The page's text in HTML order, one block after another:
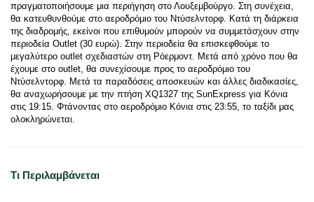
πραγματοποιήσουμε μια περιήγηση στο Λουξεμβούργο. Στη συνέχεια,
θα κατευθυνθούμε στο αεροδρόμιο του Ντύσελντορφ. Κατά τη διάρκεια
της διαδρομής, εκείνοι που επιθυμούν μπορούν να συμμετάσχουν στην
περιοδεία Outlet (30 ευρώ). Στην περιοδεία θα επισκεφθούμε το
μεγαλύτερο outlet σχεδιαστών στη Ρόερμοντ. Μετά από χρόνο που θα
έχουμε στο outlet, θα συνεχίσουμε προς το αεροδρόμιο του
Ντύσελντορφ. Μετά τα παραδόσεις αποσκευών και άλλες διαδικασίες,
θα αναχωρήσουμε με την πτήση XQ1327 της SunExpress για Κόνια
στις 19:15. Φτάνοντας στο αεροδρόμιο Κόνια στις 23:55, το ταξίδι μας
ολοκληρώνεται.
Τι Περιλαμβάνεται